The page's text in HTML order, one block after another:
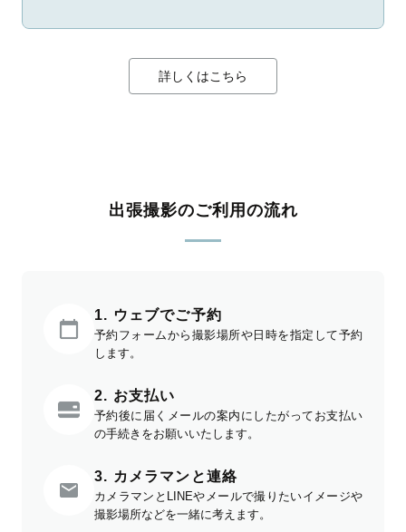
詳しくはこちら
出張撮影のご利用の流れ
1. ウェブでご予約
予約フォームから撮影場所や日時を指定して予約
します。
2. お支払い
予約後に届くメールの案内にしたがってお支払い
の手続きをお願いいたします。
3. カメラマンと連絡
カメラマンとLINEやメールで撮りたいイメージや
撮影場所などを一緒に考えます。